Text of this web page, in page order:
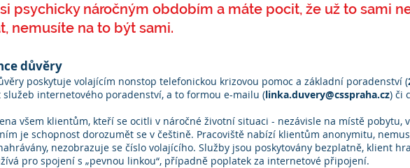
psychicky náročným obdobím a máte pocit, že už to sami
nemusíte na to být sami.
důvěry
poskytuje volajícím nonstop telefonickou krizovou pomoc a základní poradenství (
služeb internetového poradenství, a to formou e-mailu (linka.duvery@csspraha.cz) či
všem klientům, kteří se ocitli v náročné životní situaci - nezávisle na místě pobytu,
je schopnost dorozumět se v češtině. Pracoviště nabízí klientům anonymitu,
nezobrazuje se číslo volajícího. Služby jsou poskytovány bezplatně, klient
pro spojení s „pevnou linkou“, případně poplatek za internetové připojení.